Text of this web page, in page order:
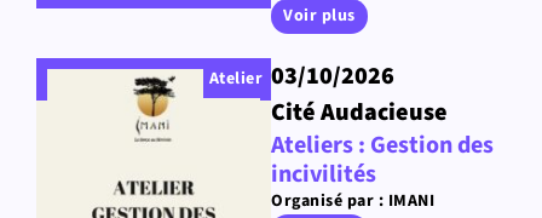
Voir plus
Atelier 03/10/2026
Cité Audacieuse
Ateliers : Gestion des
incivilités
Organisé par : IMANI